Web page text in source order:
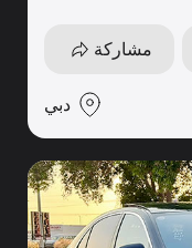
مشاركة
دبي